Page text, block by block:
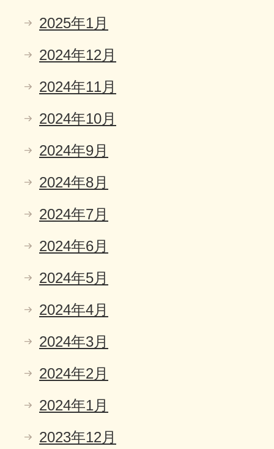
2025年1月
2024年12月
2024年11月
2024年10月
2024年9月
2024年8月
2024年7月
2024年6月
2024年5月
2024年4月
2024年3月
2024年2月
2024年1月
2023年12月